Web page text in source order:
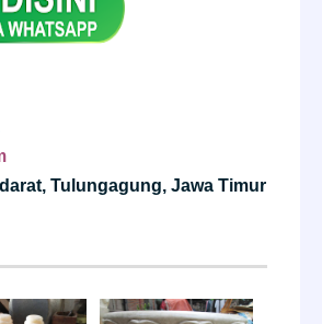
Tulungagung, Jawa Timur